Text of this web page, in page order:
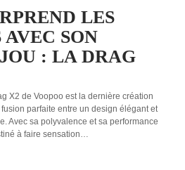
LES
AVEC SON
: LA DRAG
X2 de Voopoo est la dernière création
parfaite entre un design élégant et
Avec sa polyvalence et sa performance
à faire sensation…